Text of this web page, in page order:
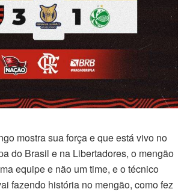
mostra sua força e que está vivo no
do Brasil e na Libertadores, o mengão
equipe e não um time, e o técnico
fazendo história no mengão, como fez